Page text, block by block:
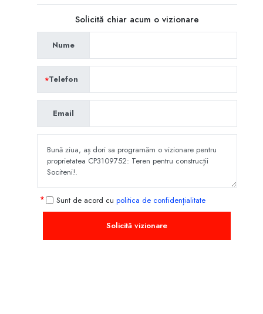
Solicită chiar acum o vizionare
Nume
Telefon
Email
Sunt de acord cu politica de confidențialitate
Solicită vizionare